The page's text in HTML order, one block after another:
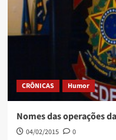
CRÔNICAS Humor
Nomes das operações
04/02/2015
0